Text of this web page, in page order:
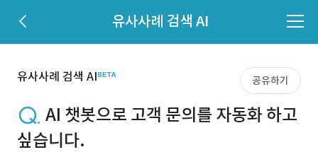
유사사례 검색 AI
유사사례 검색 AI 공유하기
AI 챗봇으로 고객 문의를 자동화 하고
싶습니다.